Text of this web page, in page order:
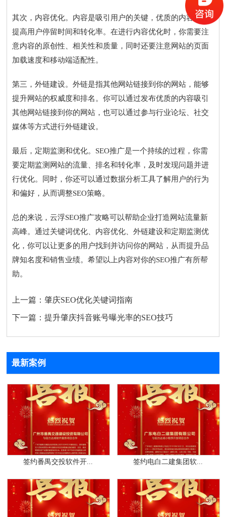
其次，内容优化。内容是吸引用户的关键，优质的内容能够
提高用户停留时间和转化率。在进行内容优化时，你需要注
意内容的原创性、相关性和质量，同时还要注意网站的页面
加载速度和移动端适配性。
第三，外链建设。外链是指其他网站链接到你的网站，能够
提升网站的权威度和排名。你可以通过发布优质的内容吸引
其他网站链接到你的网站，也可以通过参与行业论坛、社交
媒体等方式进行外链建设。
最后，定期监测和优化。SEO推广是一个持续的过程，你需
要定期监测网站的流量、排名和转化率，及时发现问题并进
行优化。同时，你还可以通过数据分析工具了解用户的行为
和偏好，从而调整SEO策略。
总的来说，云浮SEO推广攻略可以帮助企业打造网站流量新
高峰。通过关键词优化、内容优化、外链建设和定期监测优
化，你可以让更多的用户找到并访问你的网站，从而提升品
牌知名度和销售业绩。希望以上内容对你的SEO推广有所帮
助。
上一篇：肇庆SEO优化关键词指南
下一篇：提升肇庆抖音账号曝光率的SEO技巧
最新案例
签约番禺交投软件开... 签约电白二建集团软...